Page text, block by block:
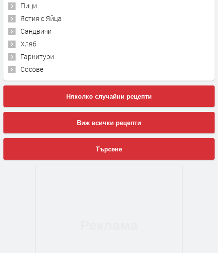
Пици
Ястия с Яйца
Сандвичи
Хляб
Гарнитури
Сосове
Няколко случайни рецепти
Виж всички рецепти
Търсене